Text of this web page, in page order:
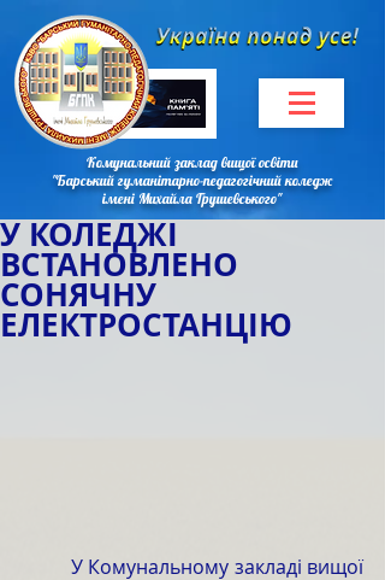
Комунальний заклад вищої освіти
"Барський гуманітарно-педагогічний коледж
імені Михайла Грушевського"
У КОЛЕДЖІ
ВСТАНОВЛЕНО
СОНЯЧНУ
ЕЛЕКТРОСТАНЦІЮ